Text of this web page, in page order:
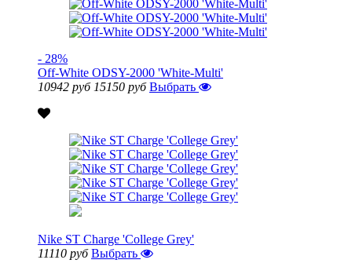
- 28%
Off-White ODSY-2000 'White-Multi'
10942 руб 15150 руб Выбрать
Nike ST Charge 'College Grey'
11110 руб Выбрать